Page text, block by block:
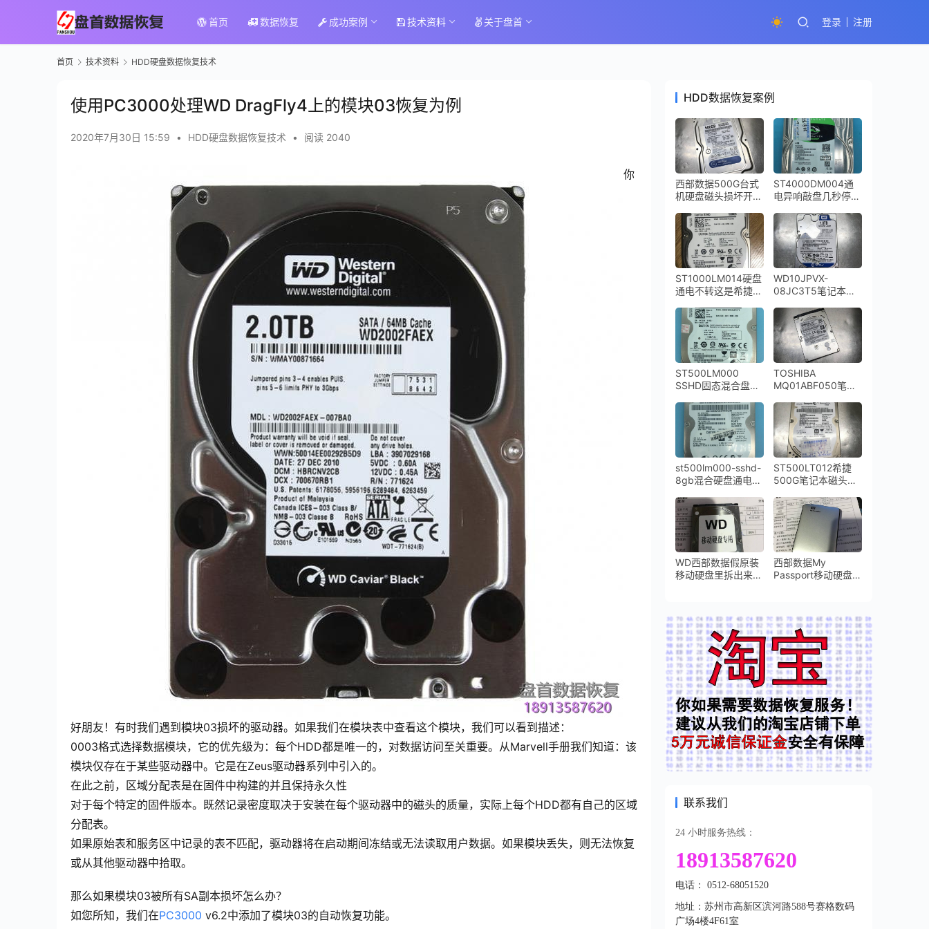
首页 数据恢复 成功案例 技术资料 关于盘首 登录 注册
首页 技术资料 HDD硬盘数据恢复技术
使用PC3000处理WD DragFly4上的模块03恢复为例
2020年7月30日 15:59 • HDD硬盘数据恢复技术 • 阅读 2040
你
好朋友！有时我们遇到模块03损坏的驱动器。如果我们在模块表中查看这个模块，我们可以看到描述：
0003格式选择数据模块，它的优先级为：每个HDD都是唯一的，对数据访问至关重要。 从Marvell手册我们知道：该
模块仅存在于某些驱动器中。它是在Zeus驱动器系列中引入的。
在此之前，区域分配表是在固件中构建的并且保持永久性
对于每个特定的固件版本。既然记录密度取决于安装在每个驱动器中的磁头的质量，实际上每个HDD都有自己的区域
分配表。
如果原始表和服务区中记录的表不匹配，驱动器将在启动期间冻结或无法读取用户数据。如果模块丢失，则无法恢复
或从其他驱动器中拾取。
那么如果模块03被所有SA副本损坏怎么办？
如您所知，我们在PC3000 v6.2中添加了模块03的自动恢复功能。
HDD数据恢复案例
西部数据500G台式
机硬盘磁头损坏开盘
ST4000DM004通
电异响敲盘几秒停转
数据恢复完美成功
ST1000LM014硬盘
通电不转这是希捷
的NAND芯片故障通
病问题数据恢复方法
WD10JPVX-
08JC3T5笔记本硬
咔咔响开盘恢复成功
ST500LM000
SSHD固态混合盘
不转数据恢复成功
TOSHIBA
MQ01ABF050笔记
损坏开盘数据恢复成
功
st500lm000-sshd-
8gb混合硬盘通电不
ST500LT012希捷
500G笔记本磁头损
WD西部数据假原装
移动硬盘里拆出来一
西部数据My
Passport移动硬盘开
联系我们
24 小时服务热线：
18913587620
电话： 0512-68051520
地址：苏州市高新区滨河路588号赛格数码
广场4楼4F61室